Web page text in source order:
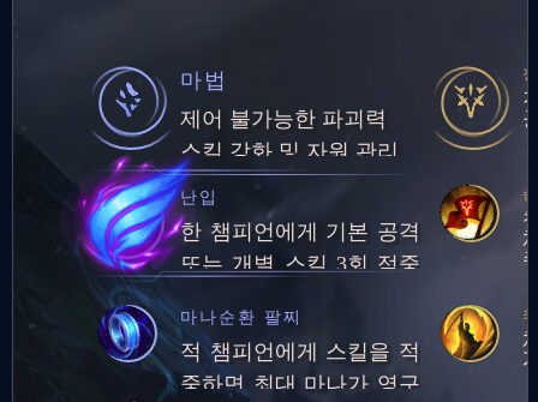
마법
제어 불가능한 파괴력
스킬 강화 및 자원 관리
난입
한 챔피언에게 기본 공격
또는 개별 스킬 3회 적중
증가
마나순환 팔찌
적 챔피언에게 스킬을 적
중하면 최대 마나가 영구